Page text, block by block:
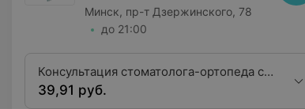
Минск, пр-т Дзержинского, 78
до 21:00
Консультация стоматолога-ортопеда с
анализом КЛКТ (3Д)
39,91 руб.